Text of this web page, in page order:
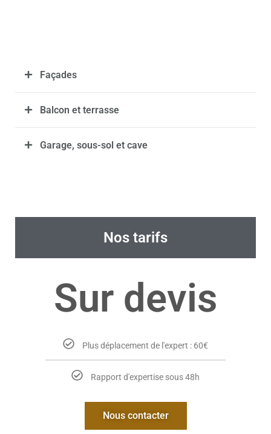
Façades
Balcon et terrasse
Garage, sous-sol et cave
Nos tarifs
Sur devis
Plus déplacement de l'expert : 60€
Rapport d'expertise sous 48h
Nous contacter